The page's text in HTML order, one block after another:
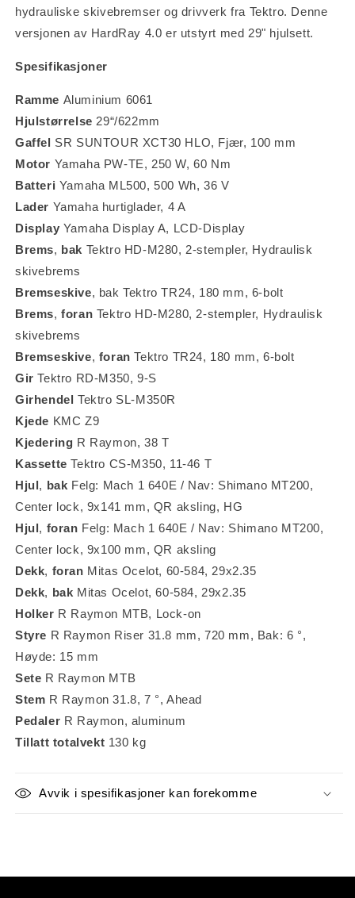
hydrauliske skivebremser og drivverk fra Tektro. Denne
versjonen av HardRay 4.0 er utstyrt med 29" hjulsett.
Spesifikasjoner
Ramme Aluminium 6061
Hjulstørrelse 29“/622mm
Gaffel SR SUNTOUR XCT30 HLO, Fjær, 100 mm
Motor Yamaha PW-TE, 250 W, 60 Nm
Batteri Yamaha ML500, 500 Wh, 36 V
Lader Yamaha hurtiglader, 4 A
Display Yamaha Display A, LCD-Display
Brems, bak Tektro HD-M280, 2-stempler, Hydraulisk
skivebrems
Bremseskive, bak Tektro TR24, 180 mm, 6-bolt
Brems,foran Tektro HD-M280, 2-stempler, Hydraulisk
skivebrems
Bremseskive, foranTektro TR24, 180 mm, 6-bolt
GirTektro RD-M350, 9-S
Girhendel Tektro SL-M350R
Kjede KMC Z9
Kjedering R Raymon, 38 T
KassetteTektro CS-M350, 11-46 T
Hjul, bak Felg: Mach 1 640E / Nav: Shimano MT200,
Center lock, 9x141 mm, QR aksling, HG
Hjul, foran Felg: Mach 1 640E / Nav: Shimano MT200,
Center lock, 9x100 mm, QR aksling
Dekk, foran Mitas Ocelot, 60-584, 29x2.35
Dekk, bak Mitas Ocelot, 60-584, 29x2.35
Holker R Raymon MTB, Lock-on
Styre R Raymon Riser 31.8 mm, 720 mm, Bak: 6 °,
Høyde: 15 mm
Sete R Raymon MTB
Stem R Raymon 31.8, 7 °, Ahead
Pedaler R Raymon, aluminum
Tillatt totalvekt 130 kg
Avvik i spesifikasjoner kan forekomme